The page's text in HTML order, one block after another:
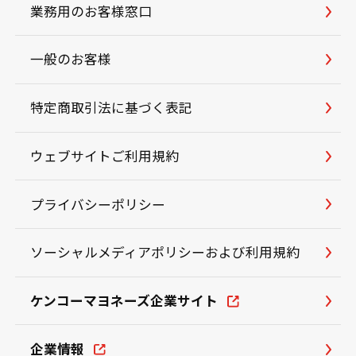
業務用のお客様窓口
一般のお客様
特定商取引法に基づく表記
ウェブサイトご利用規約
プライバシーポリシー
ソーシャルメディアポリシーおよび利用規約
ケンコーマヨネーズ企業サイト
企業情報